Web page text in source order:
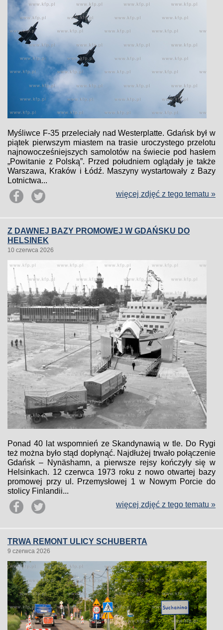
Myśliwce F-35 przeleciały nad Westerplatte. Gdańsk był w
piątek pierwszym miastem na trasie uroczystego przelotu
najnowocześniejszych samolotów na świecie pod hasłem
„Powitanie z Polską”. Przed południem oglądały je także
Warszawa, Kraków i Łódź. Maszyny wystartowały z Bazy
Lotnictwa...
więcej zdjęć z tego tematu »
Z DAWNEJ BAZY PROMOWEJ W GDAŃSKU DO
HELSINEK
10 czerwca 2026
Ponad 40 lat wspomnień ze Skandynawią w tle. Do Rygi
też można było stąd dopłynąć. Najdłużej trwało połączenie
Gdańsk – Nynäshamn, a pierwsze rejsy kończyły się w
Helsinkach. 12 czerwca 1973 roku z nowo otwartej bazy
promowej przy ul. Przemysłowej 1 w Nowym Porcie do
stolicy Finlandii...
więcej zdjęć z tego tematu »
TRWA REMONT ULICY SCHUBERTA
9 czerwca 2026